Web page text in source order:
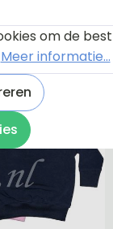
maten uit
98 en 104.
om de best
Meer informatie...